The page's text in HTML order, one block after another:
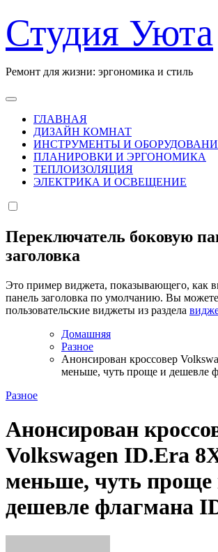
к
содержанию
Студия Уюта
Ремонт для жизни: эргономика и стиль
ГЛАВНАЯ
ДИЗАЙН КОМНАТ
ИНСТРУМЕНТЫ И
ПЛАНИРОВКИ И ЭРГОНОМИКА
ТЕПЛОИЗОЛЯЦИЯ
ЭЛЕКТРИКА И ОСВЕЩЕНИЕ
Переключатель боковую
заголовка
Это пример виджета, показывающего, как
панель заголовка по умолчанию. Вы
пользовательские виджеты из раздела
Домашняя
Разное
Анонсирован кроссовер
меньше, чуть проще и дешевле
Разное
Анонсирован
Volkswagen ID.Era
меньше, чуть проще
дешевле флагмана